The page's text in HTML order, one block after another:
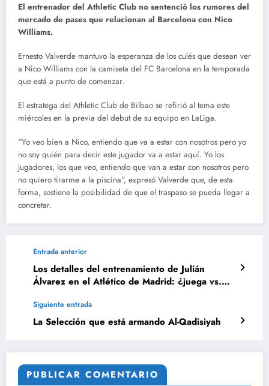
El entrenador del Athletic Club no sentenció los rumores del
mercado de pases que relacionan al Barcelona con Nico
Williams.
Ernesto Valverde mantuvo la esperanza de los culés que desean ver
a Nico Williams con la camiseta del FC Barcelona en la temporada
que está a punto de comenzar.
El estratega del Athletic Club de Bilbao se refirió al tema este
miércoles en la previa del debut de su equipo en LaLiga.
“Yo veo bien a Nico, entiendo que va a estar con nosotros pero yo
no soy quién para decir este jugador va a estar aquí. Yo los
jugadores, los que veo, entiendo que van a estar con nosotros pero
no quiero tirarme a la piscina”, expresó Valverde que, de esta
forma, sostiene la posibilidad de que el traspaso se pueda llegar a
concretar.
Entrada anterior
Los detalles del entrenamiento de Julián
Álvarez en el Atlético de Madrid: ¿juega vs.
Siguiente entrada
La Selección que está armando Al-Qadisiyah
PUBLICAR COMENTARIO